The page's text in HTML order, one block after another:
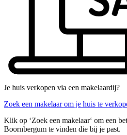
Je huis verkopen via een makelaardij?
Zoek een makelaar om je huis te
Klik op ‘Zoek een makelaar‘ om een
Boornbergum te vinden die bij je past.